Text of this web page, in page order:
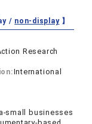
/ non-display】
Research
International
small businesses